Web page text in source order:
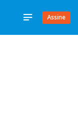
Assine